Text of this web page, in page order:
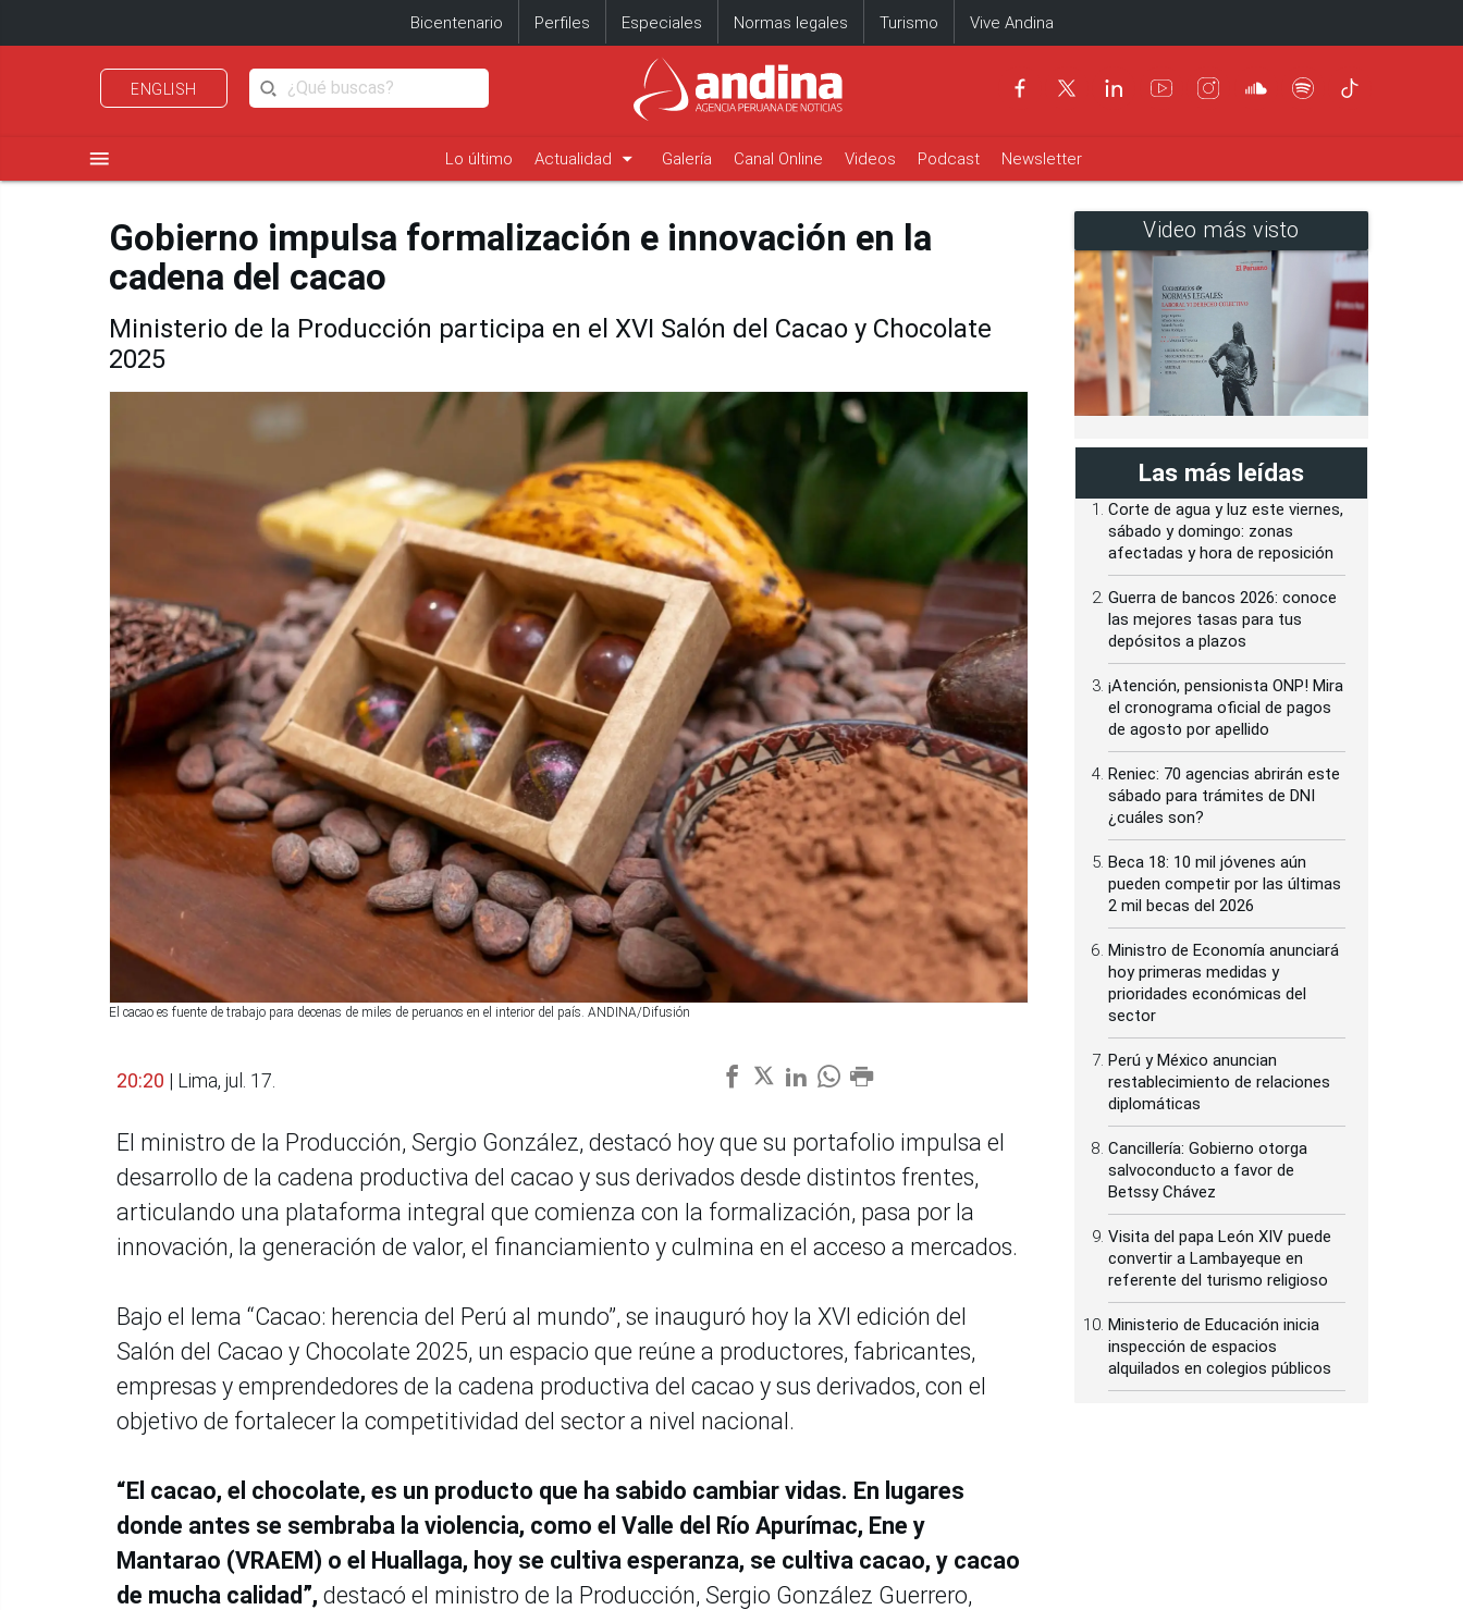
Bicentenario Perfiles Especiales Normas legales Turismo Vive Andina
ENGLISH
menu Lo último Actualidad arrow_drop_down Galería Canal Online Videos Podcast Newsletter
Gobierno impulsa formalización e innovación en la
cadena del cacao
Ministerio de la Producción participa en el XVI Salón del Cacao y Chocolate
2025
El cacao es fuente de trabajo para decenas de miles de peruanos en el interior del país. ANDINA/Difusión
20:20 | Lima, jul. 17.
El ministro de la Producción, Sergio González, destacó hoy que su portafolio impulsa el
desarrollo de la cadena productiva del cacao y sus derivados desde distintos frentes,
articulando una plataforma integral que comienza con la formalización, pasa por la
innovación, la generación de valor, el financiamiento y culmina en el acceso a mercados.
Bajo el lema “Cacao: herencia del Perú al mundo”, se inauguró hoy la XVI edición del
Salón del Cacao y Chocolate 2025, un espacio que reúne a productores, fabricantes,
empresas y emprendedores de la cadena productiva del cacao y sus derivados, con el
objetivo de fortalecer la competitividad del sector a nivel nacional.
“El cacao, el chocolate, es un producto que ha sabido cambiar vidas. En lugares
donde antes se sembraba la violencia, como el Valle del Río Apurímac, Ene y
Mantarao (VRAEM) o el Huallaga, hoy se cultiva esperanza, se cultiva cacao, y cacao
de mucha calidad”, destacó el ministro de la Producción, Sergio González Guerrero,
Video más visto
Las más leídas
Corte de agua y luz este viernes,
sábado y domingo: zonas
afectadas y hora de reposición
Guerra de bancos 2026: conoce
las mejores tasas para tus
depósitos a plazos
¡Atención, pensionista ONP! Mira
el cronograma oficial de pagos
de agosto por apellido
Reniec: 70 agencias abrirán este
sábado para trámites de DNI
¿cuáles son?
Beca 18: 10 mil jóvenes aún
pueden competir por las últimas
2 mil becas del 2026
Ministro de Economía anunciará
hoy primeras medidas y
prioridades económicas del
sector
Perú y México anuncian
restablecimiento de relaciones
diplomáticas
Cancillería: Gobierno otorga
salvoconducto a favor de
Betssy Chávez
Visita del papa León XIV puede
convertir a Lambayeque en
referente del turismo religioso
Ministerio de Educación inicia
inspección de espacios
alquilados en colegios públicos